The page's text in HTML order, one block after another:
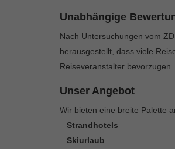
Unabhängige
Nach Untersuchungen vom
herausgestellt, dass viele
Reiseveranstalter bevorzugen.
Unser Angebot
Wir bieten eine breite Palette
– Strandhotels
– Skiurlaub